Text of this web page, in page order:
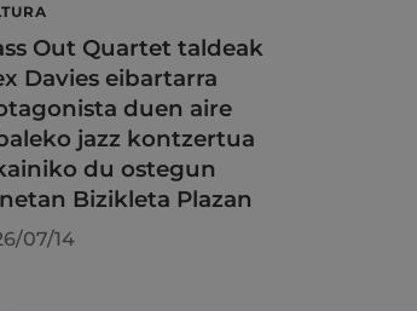
Out Quartet taldeak
Davies eibartarra
duen aire
jazz kontzertua
du ostegun
Bizikleta Plazan
07/14